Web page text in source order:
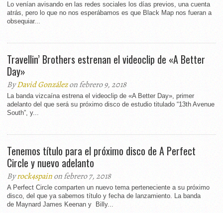
Lo venían avisando en las redes sociales los días previos, una cuenta
atrás, pero lo que no nos esperábamos es que Black Map nos fueran a
obsequiar...
Travellin’ Brothers estrenan el videoclip de «A Better
Day»
ByDavid Gonzálezon febrero 9, 2018
La banda vizcaína estrena el videoclip de «A Better Day», primer
adelanto del que será su próximo disco de estudio titulado “13th Avenue
South”, y...
Tenemos título para el próximo disco de A Perfect
Circle y nuevo adelanto
Byrock4spainon febrero 7, 2018
A Perfect Circle comparten un nuevo tema perteneciente a su próximo
disco, del que ya sabemos título y fecha de lanzamiento. La banda
de Maynard James Keenan y Billy...